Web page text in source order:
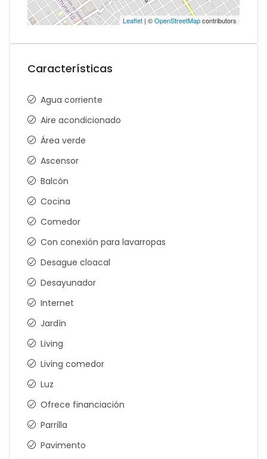
Leaflet | ©OpenStreetMapcontributors
Características
Agua corriente
Aire acondicionado
Área verde
Ascensor
Balcón
Cocina
Comedor
Con conexión para lavarropas
Desague cloacal
Desayunador
Internet
Jardín
Living
Living comedor
Luz
Ofrece financiación
Parrilla
Pavimento